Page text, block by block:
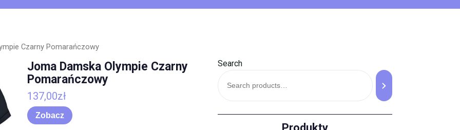
Czarny Pomarańczowy
Joma Damska Olympie Czarny
Pomarańczowy
137,00zł
Zobacz
Search